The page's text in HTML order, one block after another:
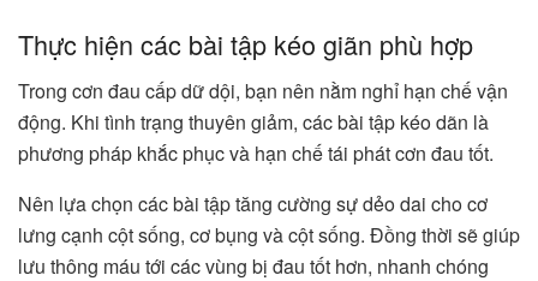
Thực hiện các bài tập kéo giãn phù hợp
Trong cơn đau cấp dữ dội, bạn nên nằm nghỉ hạn chế vận
động. Khi tình trạng thuyên giảm, các bài tập kéo dãn là
phương pháp khắc phục và hạn chế tái phát cơn đau tốt.
Nên lựa chọn các bài tập tăng cường sự dẻo dai cho cơ
lưng cạnh cột sống, cơ bụng và cột sống. Đồng thời sẽ giúp
lưu thông máu tới các vùng bị đau tốt hơn, nhanh chóng